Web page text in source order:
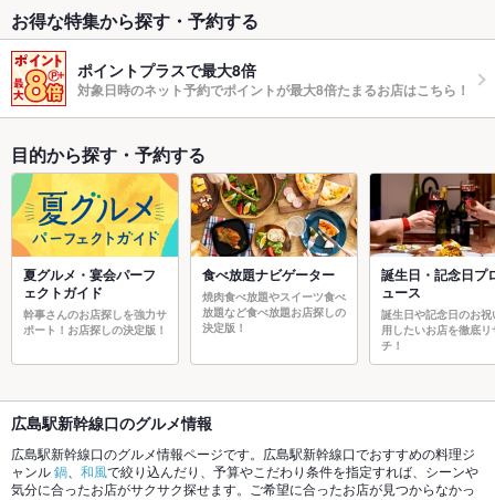
お得な特集から探す・予約する
ポイントプラスで最大8倍
対象日時のネット予約でポイントが最大8倍たまるお店はこちら！
目的から探す・予約する
夏グルメ・宴会パーフ
ェクトガイド
幹事さんのお店探しを強力サ
ポート！お店探しの決定版！
食べ放題ナビゲーター
焼肉食べ放題やスイーツ食べ
放題など食べ放題お店探しの
決定版！
誕生日・記念日プ
ュース
誕生日や記念日のお祝
用したいお店を徹底リ
チ！
広島駅新幹線口のグルメ情報
広島駅新幹線口のグルメ情報ページです。広島駅新幹線口でおすすめの料理ジ
ャンル鍋 和風で絞り込んだり、予算やこだわり条件を指定すれば、シーンや
気分に合ったお店がサクサク探せます。ご希望に合ったお店が見つからなかっ